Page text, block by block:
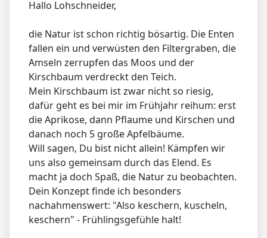
Hallo Lohschneider,
die Natur ist schon richtig bösartig. Die Enten
fallen ein und verwüsten den Filtergraben, die
Amseln zerrupfen das Moos und der
Kirschbaum verdreckt den Teich.
Mein Kirschbaum ist zwar nicht so riesig,
dafür geht es bei mir im Frühjahr reihum: erst
die Aprikose, dann Pflaume und Kirschen und
danach noch 5 große Apfelbäume.
Will sagen, Du bist nicht allein! Kämpfen wir
uns also gemeinsam durch das Elend. Es
macht ja doch Spaß, die Natur zu beobachten.
Dein Konzept finde ich besonders
nachahmenswert: "Also keschern, kuscheln,
keschern" - Frühlingsgefühle halt!